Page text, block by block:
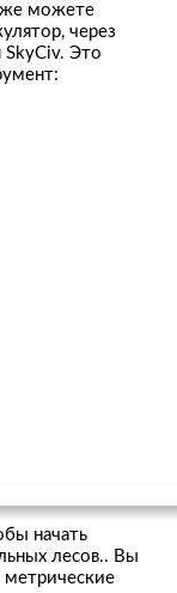
можете
через
SkyCiv. Это
начать
лесов.. Вы
метрические